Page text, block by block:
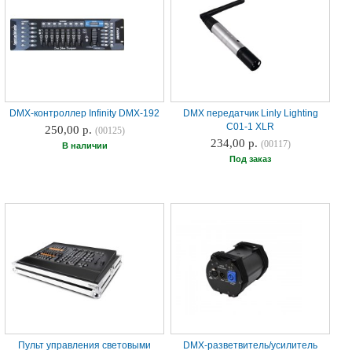
DMX-контроллер Infinity DMX-192
250,00 р. (00125)
В наличии
DMX передатчик Linly Lighting
C01-1 XLR
234,00 р. (00117)
Под заказ
Пульт управления световыми
DMX-разветвитель/усилитель